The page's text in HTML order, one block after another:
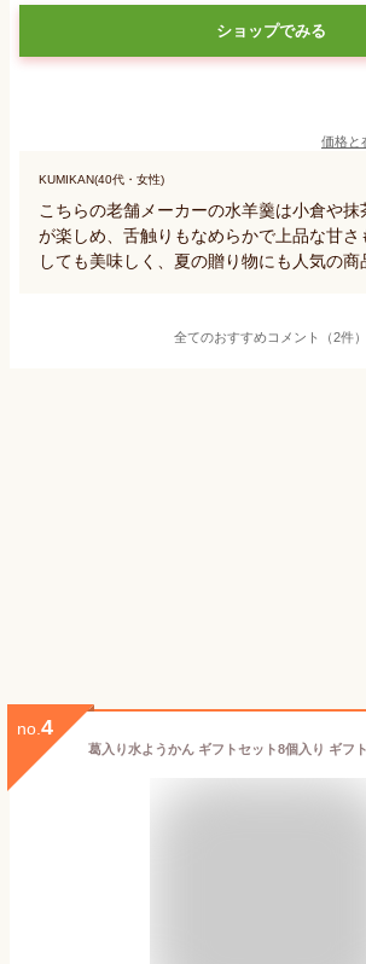
ショップでみる
価格と
KUMIKAN(40代・女性)
こちらの老舗メーカーの水羊羹は小倉や
が楽しめ、舌触りもなめらかで上品な甘さ
しても美味しく、夏の贈り物にも人気の商
全てのおすすめコメント（2件）
no. 4